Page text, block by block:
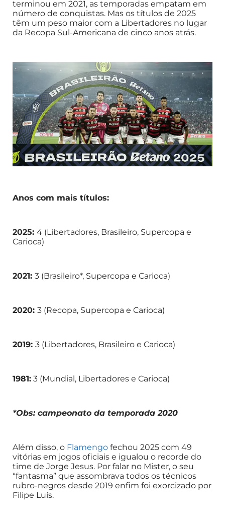
terminou em 2021, as temporadas empatam em
número de conquistas. Mas os títulos de 2025
têm um peso maior com a Libertadores no lugar
da Recopa Sul-Americana de cinco anos atrás.
Anos com mais títulos:
2025: 4 (Libertadores, Brasileiro, Supercopa e
Carioca)
2021: 3 (Brasileiro*, Supercopa e Carioca)
2020: 3 (Recopa, Supercopa e Carioca)
2019: 3 (Libertadores, Brasileiro e Carioca)
1981: 3 (Mundial, Libertadores e Carioca)
*Obs: campeonato da temporada 2020
Além disso, o Flamengo fechou 2025 com 49
vitórias em jogos oficiais e igualou o recorde do
time de Jorge Jesus. Por falar no Mister, o seu
“fantasma” que assombrava todos os técnicos
rubro-negros desde 2019 enfim foi exorcizado por
Filipe Luís.